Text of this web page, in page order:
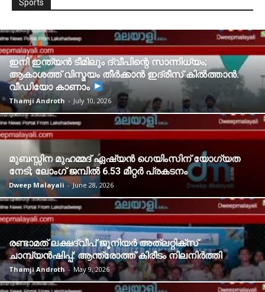
Sports
ഇനി ഇന്ത്യൻ ടീമിലും ദ്വീപിന്റെ സാന്നിധ്യം;
ആകാശത്ത് വിസ്മയം തീർക്കാൻ ഇദ്രീസ് കിൽത്താൻ.
വീഡിയോ കാണാം
Thamji Androth - July 10, 2026
മുബസ്സിന മുഹമ്മദ് ഏഷ്യൻ ഗെയിംസിന് യോഗ്യത
നേടി; ലോംഗ് ജമ്പിൽ 6.53 മീറ്റർ പ്രകടനം
Dweep Malayali - June 28, 2026
രണ്ടാമത് ലക്ഷദ്വീപ് ജൂനിയർ അത്ലറ്റിക്സ്
ചാമ്പ്യൻഷിപ്പ്: ആന്ത്രോത്ത് കിരീടം നിലനിർത്തി
Thamji Androth - May 9, 2026